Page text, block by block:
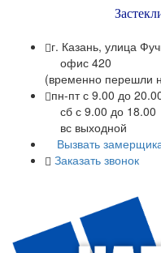
г. Казань, улица
офис 420
(временно перешли
пн-пт с 9.00 до
сб с 9.00 до 18.00
вс выходной
Вызвать
Заказать звонок